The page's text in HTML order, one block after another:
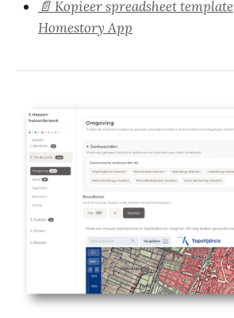
📄 Kopieer spreadsheet template
Homestory App